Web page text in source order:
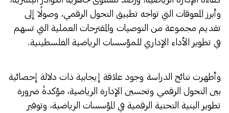
وأبرز المعوقات التي تواجه تطبيق التحول الرقمي، وصولًا إلى
تقديم مجموعة من التوصيات والمقترحات العملية التي تسهم
في تطوير الأداء الإداري للمؤسسات الرياضية الفلسطينية.
وأظهرت نتائج الدراسة وجود علاقة إيجابية ذات دلالة إحصائية
بين التحول الرقمي وتحسين الإدارة الرياضية، مؤكدةً ضرورة
تطوير البنية التحتية الرقمية في المؤسسات الرياضية، وتوفير